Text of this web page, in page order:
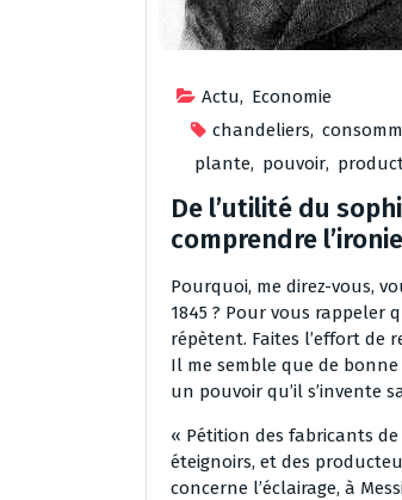
Actu, Economie
chandeliers,
plante, pouvoir,
De l’utilité du
comprendre
Pourquoi, me direz-vous,
1845 ? Pour vous rappeler
répètent. Faites l’effort de
Il me semble que de
un pouvoir qu’il s’invente
« Pétition des fabricants
éteignoirs, et des
concerne l’éclairage, à